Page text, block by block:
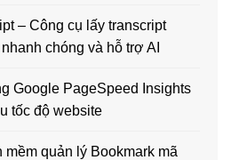
– Công cụ lấy transcript
chóng và hỗ trợ AI
Google PageSpeed Insights
tốc độ website
mềm quản lý Bookmark mã